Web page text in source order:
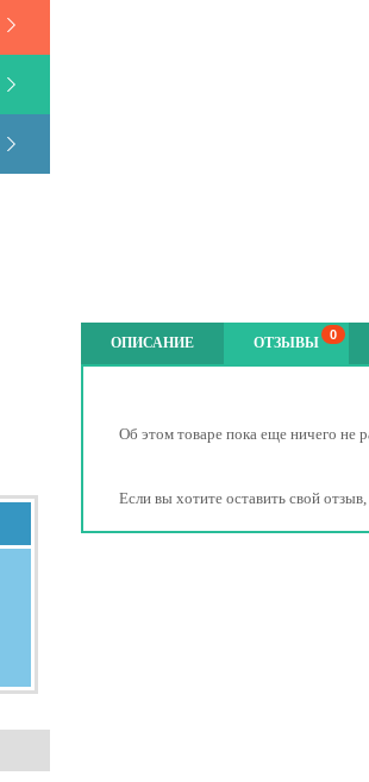
ОПИСАНИЕ ОТЗЫВЫ 0
Об этом товаре пока еще ничего не
Если вы хотите оставить свой